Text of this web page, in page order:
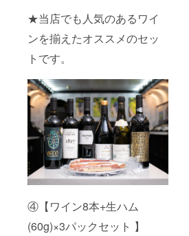
★当店でも人気のあるワイ
ンを揃えたオススメのセッ
トです。
④【ワイン8本+生ハム
(60g)×3パックセット 】